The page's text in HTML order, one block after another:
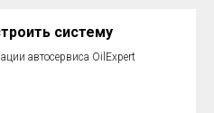
систему
автосервиса OilExpert